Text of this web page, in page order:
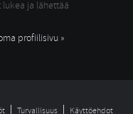
ja lähettää
profiilisivu »
Turvallisuus Käyttöehdot